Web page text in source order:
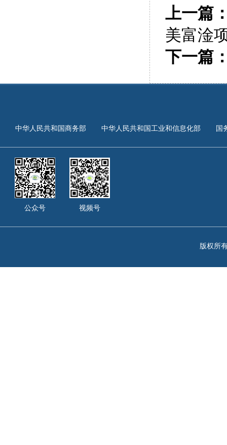
上一篇
美富淦
下一篇
中华人民共和国商务部 中华人民共和国工业和信息化部 国
公众号 视频号
版权所